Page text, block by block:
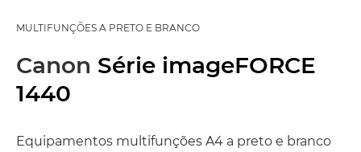
MULTIFUNÇÕES A PRETO E BRANCO
Canon Série imageFORCE
1440
Equipamentos multifunções A4 a preto e branco